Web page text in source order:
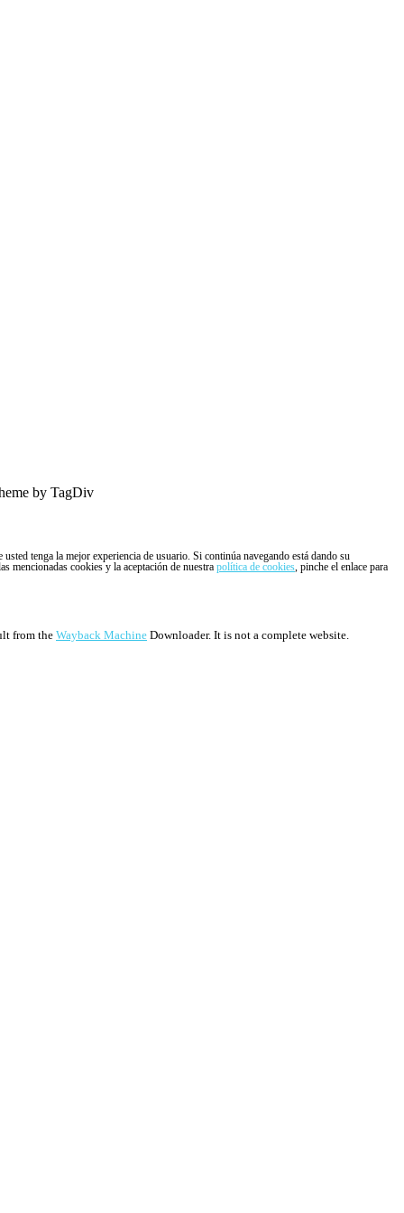
by TagDiv
tenga la mejor experiencia de usuario. Si continúa navegando está dando su
mencionadas cookies y la aceptación de nuestra política de cookies, pinche el enlace para
from the Wayback Machine Downloader. It is not a complete website.